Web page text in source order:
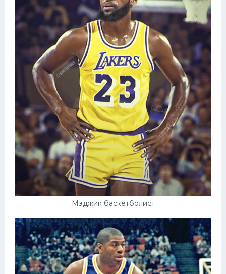
Мэджик баскетболист